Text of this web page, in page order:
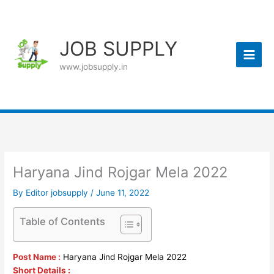
JOB SUPPLY
www.jobsupply.in
Haryana Jind Rojgar Mela 2022
By Editor jobsupply/June 11, 2022
Table of Contents
Post Name : Haryana Jind Rojgar Mela 2022
Short Details :